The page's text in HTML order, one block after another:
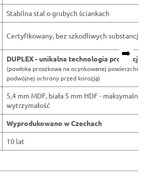
➡️
Stabilna stal o grubych ściankach
Certyfikowany, bez szkodliwych substancji
DUPLEX - unikalna technologia produkcji
(powłoka proszkowa na ocynkowanej powierzchni dla
podwójnej ochrony przed korozją)
5,4 mm MDF, biała 5 mm HDF - maksymalna
wytrzymałość
Wyprodukowano w Czechach
10 lat